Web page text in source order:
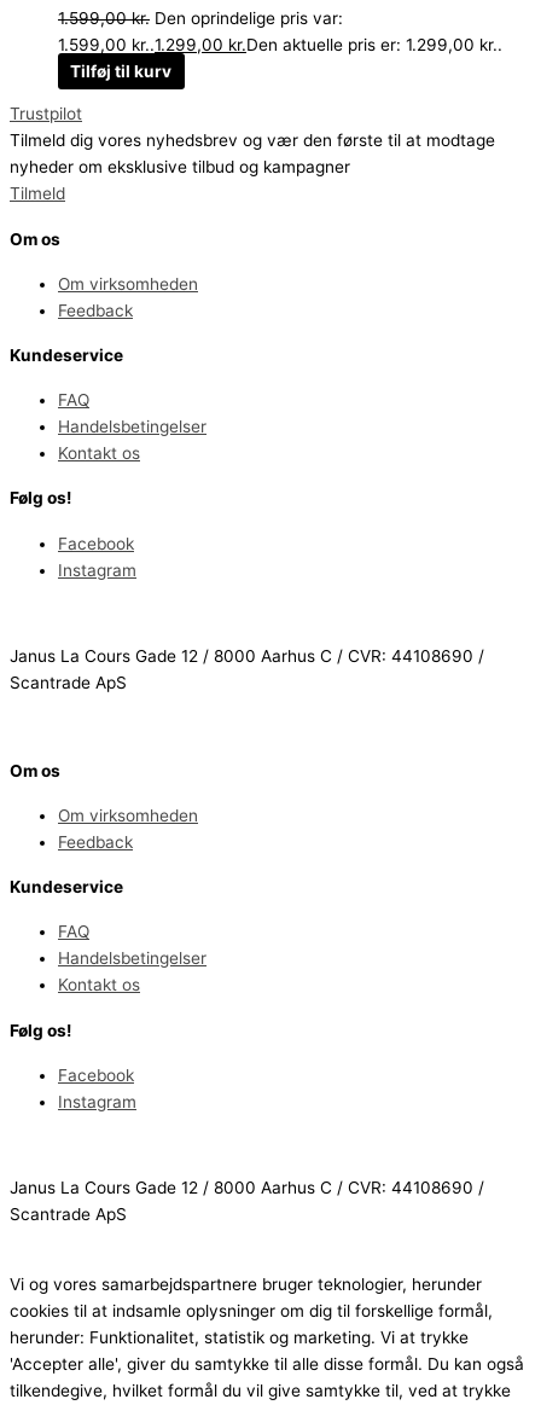
1.599,00kr. Den oprindelige pris var:
1.599,00 kr..1.299,00 kr.Den aktuelle pris er: 1.299,00 kr..
Tilføj til kurv
Trustpilot
Tilmeld dig vores nyhedsbrev og vær den første til at modtage
nyheder om eksklusive tilbud og kampagner
Tilmeld
Om os
Om virksomheden
Feedback
Kundeservice
FAQ
Handelsbetingelser
Kontakt os
Følg os!
Facebook
Instagram
Janus La Cours Gade 12 / 8000 Aarhus C / CVR: 44108690 /
Scantrade ApS
Om os
Om virksomheden
Feedback
Kundeservice
FAQ
Handelsbetingelser
Kontakt os
Følg os!
Facebook
Instagram
Janus La Cours Gade 12 / 8000 Aarhus C / CVR: 44108690 /
Scantrade ApS
Vi og vores samarbejdspartnere bruger teknologier, herunder
cookies til at indsamle oplysninger om dig til forskellige formål,
herunder: Funktionalitet, statistik og marketing. Vi at trykke
'Accepter alle', giver du samtykke til alle disse formål. Du kan også
tilkendegive, hvilket formål du vil give samtykke til, ved at trykke